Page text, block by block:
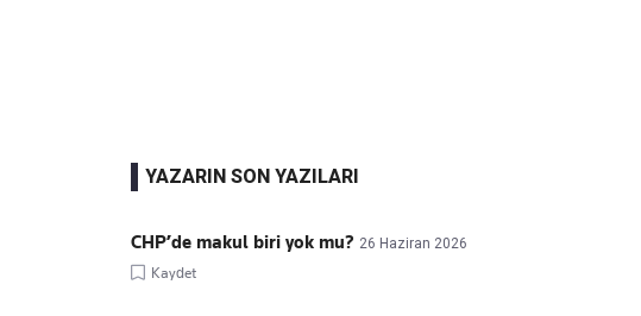
YAZARIN SON YAZILARI
CHP’de makul biri yok mu? 26 Haziran 2026
Kaydet